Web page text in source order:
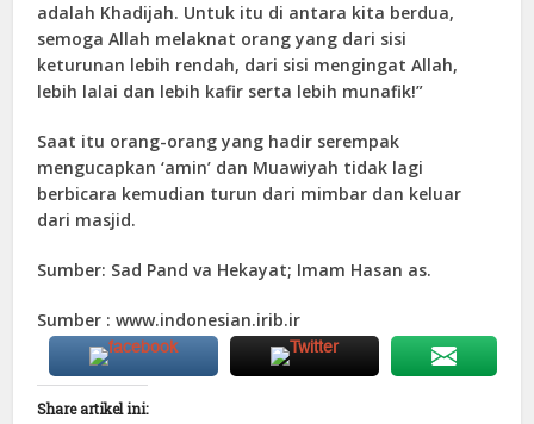
adalah Khadijah. Untuk itu di antara kita berdua,
semoga Allah melaknat orang yang dari sisi
keturunan lebih rendah, dari sisi mengingat Allah,
lebih lalai dan lebih kafir serta lebih munafik!”
Saat itu orang-orang yang hadir serempak
mengucapkan ‘amin’ dan Muawiyah tidak lagi
berbicara kemudian turun dari mimbar dan keluar
dari masjid.
Sumber: Sad Pand va Hekayat; Imam Hasan as.
Sumber : www.indonesian.irib.ir
Share artikel ini: